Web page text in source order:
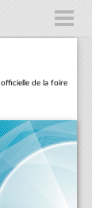
de la foire